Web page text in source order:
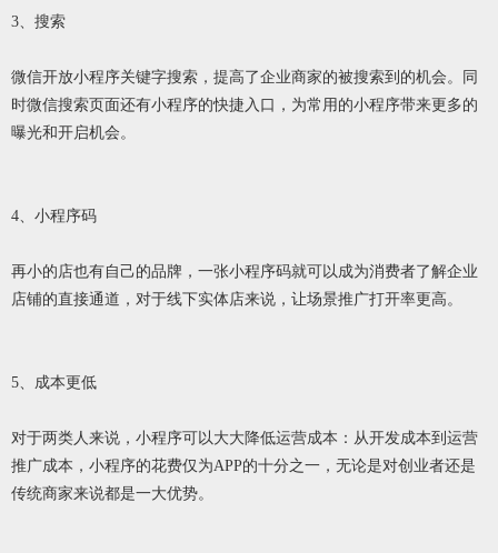
3、搜索
微信开放小程序关键字搜索，提高了企业商家的被搜索到的机会。同
时微信搜索页面还有小程序的快捷入口，为常用的小程序带来更多的
曝光和开启机会。
4、小程序码
再小的店也有自己的品牌，一张小程序码就可以成为消费者了解企业
店铺的直接通道，对于线下实体店来说，让场景推广打开率更高。
5、成本更低
对于两类人来说，小程序可以大大降低运营成本：从开发成本到运营
推广成本，小程序的花费仅为APP的十分之一，无论是对创业者还是
传统商家来说都是一大优势。